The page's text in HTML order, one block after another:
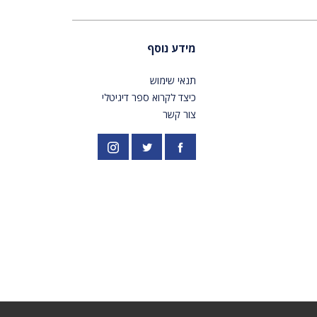
מידע נוסף
תנאי שימוש
כיצד לקרוא ספר דיגיטלי
צור קשר
פייסבוק PardesPublish
אינסטגרם